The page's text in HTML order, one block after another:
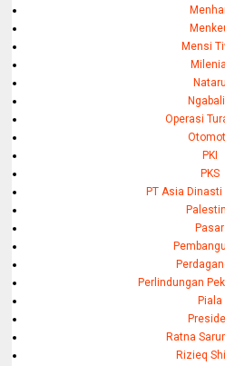
Mensi
Milenial
Nataru
Operasi
PKI
PKS
PT Asia
Pasar
Perlindungan
Piala
Ratna
Rizieq